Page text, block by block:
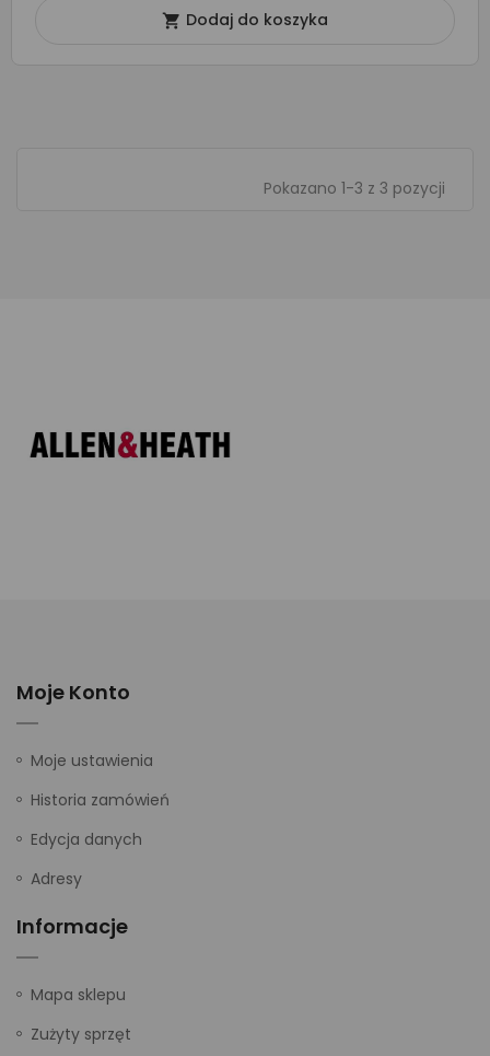
 Dodaj do koszyka
Pokazano 1-3 z 3 pozycji
Moje Konto
Moje ustawienia
Historia zamówień
Edycja danych
Adresy
Informacje
Mapa sklepu
Zużyty sprzęt